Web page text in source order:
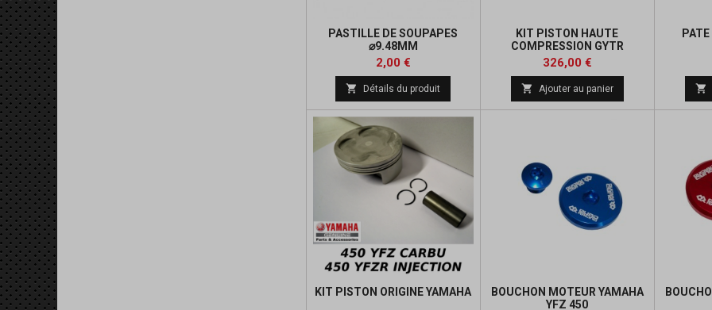
PASTILLE DE SOUPAPES
⌀9.48MM
Prix
2,00 €
 Détails du produit
KIT PISTON HAUTE
COMPRESSION GYTR
Prix
326,00 €
 Ajouter au panier 
KIT PISTON ORIGINE YAMAHA
BOUCHON MOTEUR YAMAHA
YFZ 450